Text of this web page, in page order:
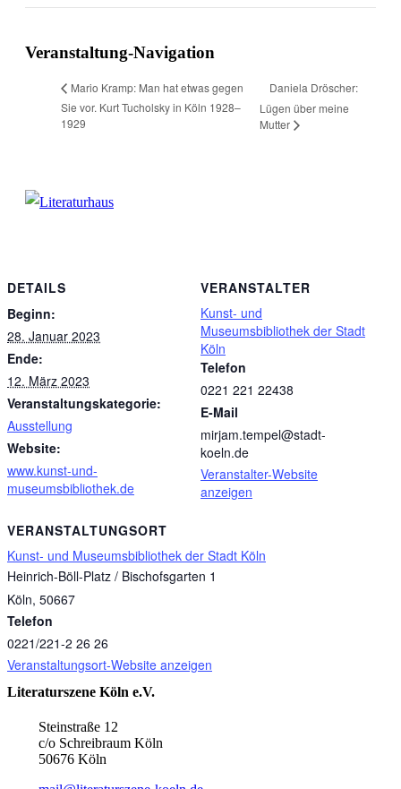
Veranstaltung-Navigation
Mario Kramp: Man hat etwas gegen
Sie vor. Kurt Tucholsky in Köln 1928–
1929
Daniela Dröscher:
Lügen über meine
Mutter
DETAILS
Beginn:
28. Januar 2023
Ende:
12. März 2023
Veranstaltungskategorie:
Ausstellung
Website:
www.kunst-und-
museumsbibliothek.de
VERANSTALTUNGSORT
Kunst- und Museumsbibliothek der Stadt Köln
Heinrich-Böll-Platz / Bischofsgarten 1
Köln, 50667
Telefon
0221/221-2 26 26
Veranstaltungsort-Website anzeigen
VERANSTALTER
Kunst- und
Museumsbibliothek der Stadt
Köln
Telefon
0221 221 22438
E-Mail
mirjam.tempel@stadt-
koeln.de
Veranstalter-Website
anzeigen
Literaturszene Köln e.V.
Steinstraße 12
c/o Schreibraum Köln
50676 Köln